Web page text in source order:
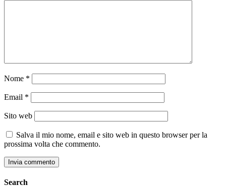
Nome *
Email *
Sito web
Salva il mio nome, email e sito web in questo browser per la
prossima volta che commento.
Search